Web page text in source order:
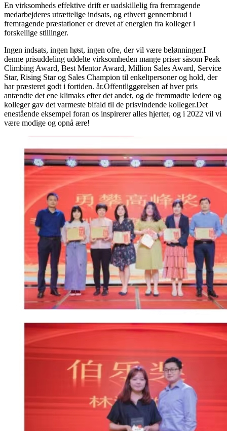
En virksomheds effektive drift er uadskillelig fra fremragende
medarbejderes utrættelige indsats, og ethvert gennembrud i
fremragende præstationer er drevet af energien fra kolleger i
forskellige stillinger.
Ingen indsats, ingen høst, ingen ofre, der vil være belønninger.I
denne prisuddeling uddelte virksomheden mange priser såsom Peak
Climbing Award, Best Mentor Award, Million Sales Award, Service
Star, Rising Star og Sales Champion til enkeltpersoner og hold, der
har præsteret godt i fortiden. år.Offentliggørelsen af ​​hver pris
antændte det ene klimaks efter det andet, og de fremmødte ledere og
kolleger gav det varmeste bifald til de prisvindende kolleger.Det
enestående eksempel foran os inspirerer alles hjerter, og i 2022 vil vi
være modige og opnå ære!